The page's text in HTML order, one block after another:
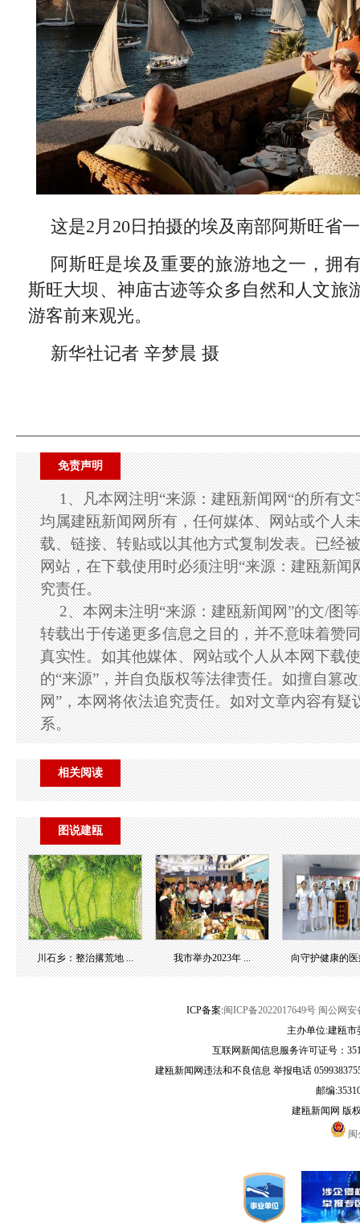
这是2月20日拍摄的埃及南部阿斯旺省
阿斯旺是埃及重要的旅游地之一，拥
斯旺大坝、神庙古迹等众多自然和人文旅
游客前来观光。
新华社记者 辛梦晨 摄
免责声明
1、凡本网注明“来源：建瓯新闻网“的所有
均属建瓯新闻网所有，任何媒体、网站或个人
载、链接、转贴或以其他方式复制发表。已经
网站，在下载使用时必须注明“来源：建瓯新闻
究责任。
2、本网未注明“来源：建瓯新闻网”的文/图
转载出于传递更多信息之目的，并不意味着赞
真实性。如其他媒体、网站或个人从本网下载
的“来源”，并自负版权等法律责任。如擅自篡
网”，本网将依法追究责任。如对文章内容有疑
系。
相关阅读
图说建瓯
川石乡：整治撂荒地 ... 我市举办2023年 ... 向守护健康的医
ICP备案:闽ICP备2022017649号 闽公网安
主办单位:建瓯
互联网新闻信息服务许可证号：
建瓯新闻网违法和不良信息 举报电话
邮编
建瓯新闻网 版
闽